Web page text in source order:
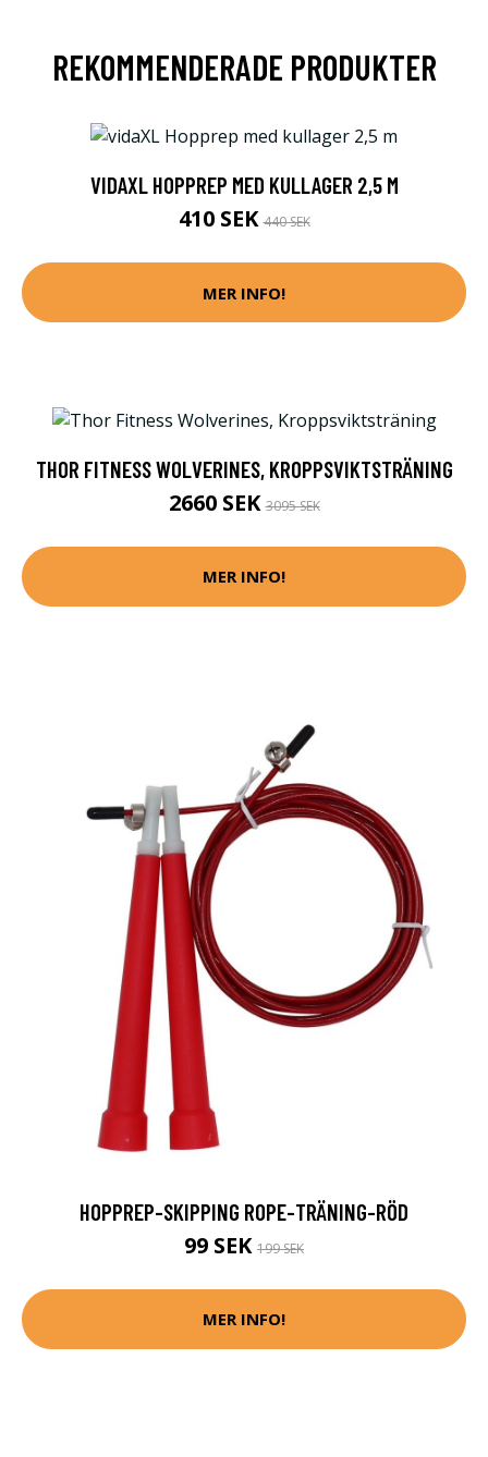
REKOMMENDERADE PRODUKTER
VIDAXL HOPPREP MED KULLAGER 2,5 M
410 SEK440 SEK
MER INFO!
THOR FITNESS WOLVERINES, KROPPSVIKTSTRÄNING
2660 SEK3095 SEK
MER INFO!
HOPPREP-SKIPPING ROPE-TRÄNING-RÖD
99 SEK 199 SEK
MER INFO!